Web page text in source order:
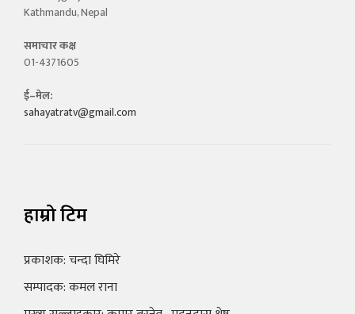
Kathmandu, Nepal
समाचार कक्ष
01-4371605
ई–मेल:
sahayatratv@gmail.com
हाम्रो टिम
प्रकाशक: चन्दा घिमिरे
सम्पादक: कमल राना